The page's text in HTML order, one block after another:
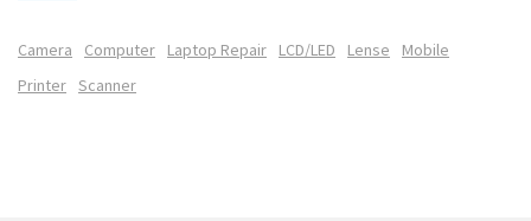
Camera Computer Laptop Repair LCD/LED Lense
Mobile
Printer Scanner